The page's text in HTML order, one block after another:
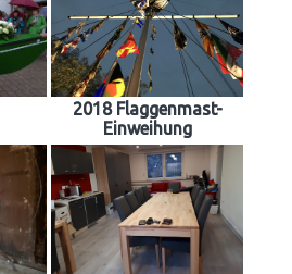
2018 Flaggenmast-
Einweihung